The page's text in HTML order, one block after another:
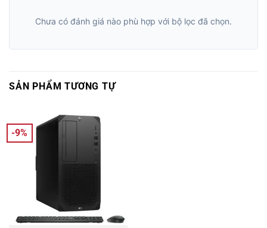
Chưa có đánh giá nào phù hợp với bộ lọc đã chọn.
SẢN PHẨM TƯƠNG TỰ
-9%